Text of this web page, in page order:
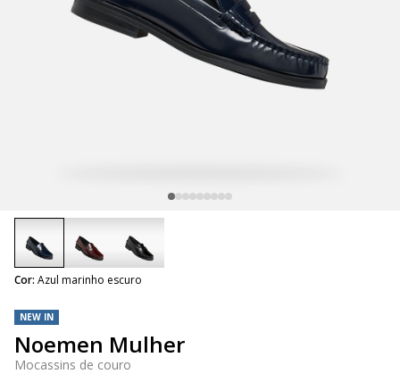
NEW IN
Noemen Mulher
Mocassins de couro
Cor: Azul marinho escuro
selected